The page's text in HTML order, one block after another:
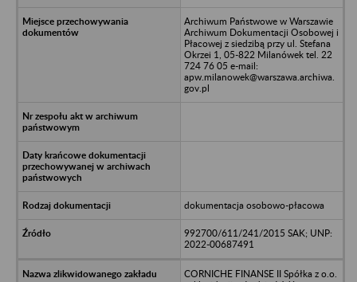
Archiwum Państwowe w Warszawie
Archiwum Dokumentacji Osobowej i
Płacowej z siedzibą przy ul. Stefana
Okrzei 1, 05-822 Milanówek tel. 22
724 76 05 e-mail:
apw.milanowek@warszawa.archiwa.
gov.pl
dokumentacja osobowo-płacowa
992700/611/241/2015 SAK; UNP:
2022-00687491
CORNICHE FINANSE II Spółka z o.o.